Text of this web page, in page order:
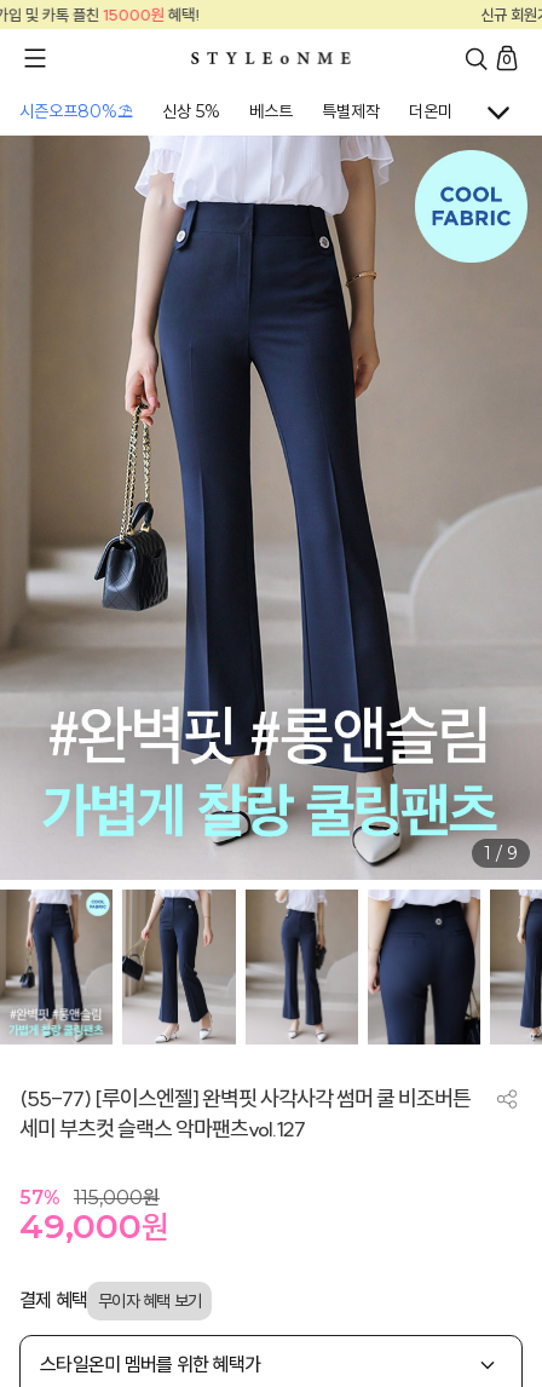
신규 회원가입 및 카톡 플친
0
시즌오프80%⛱ 신상 5% 베스트 특별제작 더온미 골프웨어
1 / 9
(55-77) [루이스엔젤] 완벽핏 사각사각 썸머 쿨 비조버튼
세미 부츠컷 슬랙스 악마팬츠vol.127
57% 115,000원
49,000원
결제 혜택
스타일온미 멤버를 위한 혜택가